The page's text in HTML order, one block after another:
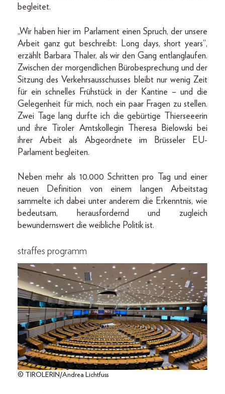
begleitet.
„Wir haben hier im Parlament einen Spruch, der unsere
Arbeit ganz gut beschreibt: Long days, short years“,
erzählt Barbara Thaler, als wir den Gang entlanglaufen.
Zwischen der morgendlichen Bürobesprechung und der
Sitzung des Verkehrsausschusses bleibt nur wenig Zeit
für ein schnelles Frühstück in der Kantine – und die
Gelegenheit für mich, noch ein paar Fragen zu stellen.
Zwei Tage lang durfte ich die gebürtige Thierseeerin
und ihre Tiroler Amtskollegin Theresa Bielowski bei
ihrer Arbeit als Abgeordnete im Brüsseler EU-
Parlament begleiten.
Neben mehr als 10.000 Schritten pro Tag und einer
neuen Definition von einem langen Arbeitstag
sammelte ich dabei unter anderem die Erkenntnis, wie
bedeutsam, herausfordernd und zugleich
bewundernswert die weibliche Politik ist.
straffes programm
© TIROLERIN/Andrea Lichtfuss